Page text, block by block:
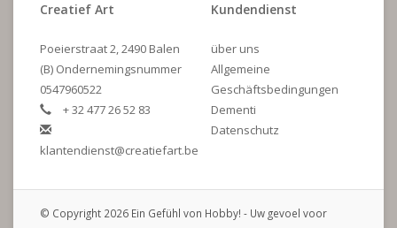
Creatief Art
Poeierstraat 2, 2490 Balen
(B) Ondernemingsnummer
0547960522
+ 32 477 26 52 83
klantendienst@creatiefart.be
Kundendienst
über uns
Allgemeine
Geschäftsbedingungen
Dementi
Datenschutz
© Copyright 2026 Ein Gefühl von Hobby! - Uw gevoel voor